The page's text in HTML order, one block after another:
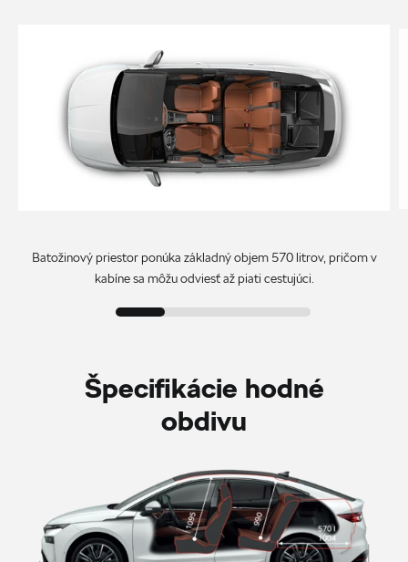
Batožinový priestor ponúka základný objem 570 litrov, pričom v
kabíne sa môžu odviesť až piati cestujúci.
Špecifikácie hodné
obdivu